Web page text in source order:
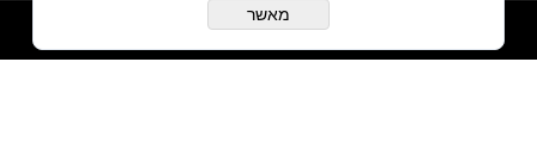
הוסף לסל
מאשר